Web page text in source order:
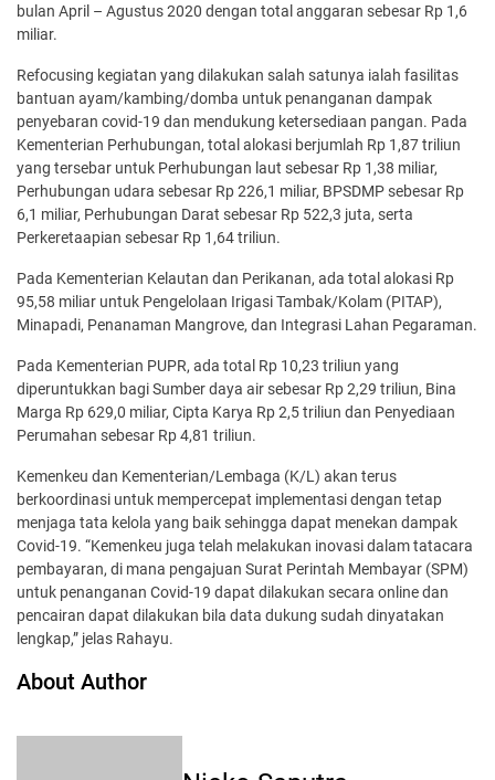
bulan April – Agustus 2020 dengan total anggaran sebesar Rp 1,6
miliar.
Refocusing kegiatan yang dilakukan salah satunya ialah fasilitas
bantuan ayam/kambing/domba untuk penanganan dampak
penyebaran covid-19 dan mendukung ketersediaan pangan. Pada
Kementerian Perhubungan, total alokasi berjumlah Rp 1,87 triliun
yang tersebar untuk Perhubungan laut sebesar Rp 1,38 miliar,
Perhubungan udara sebesar Rp 226,1 miliar, BPSDMP sebesar Rp
6,1 miliar, Perhubungan Darat sebesar Rp 522,3 juta, serta
Perkeretaapian sebesar Rp 1,64 triliun.
Pada Kementerian Kelautan dan Perikanan, ada total alokasi Rp
95,58 miliar untuk Pengelolaan Irigasi Tambak/Kolam (PITAP),
Minapadi, Penanaman Mangrove, dan Integrasi Lahan Pegaraman.
Pada Kementerian PUPR, ada total Rp 10,23 triliun yang
diperuntukkan bagi Sumber daya air sebesar Rp 2,29 triliun, Bina
Marga Rp 629,0 miliar, Cipta Karya Rp 2,5 triliun dan Penyediaan
Perumahan sebesar Rp 4,81 triliun.
Kemenkeu dan Kementerian/Lembaga (K/L) akan terus
berkoordinasi untuk mempercepat implementasi dengan tetap
menjaga tata kelola yang baik sehingga dapat menekan dampak
Covid-19. “Kemenkeu juga telah melakukan inovasi dalam tatacara
pembayaran, di mana pengajuan Surat Perintah Membayar (SPM)
untuk penanganan Covid-19 dapat dilakukan secara online dan
pencairan dapat dilakukan bila data dukung sudah dinyatakan
lengkap,” jelas Rahayu.
About Author